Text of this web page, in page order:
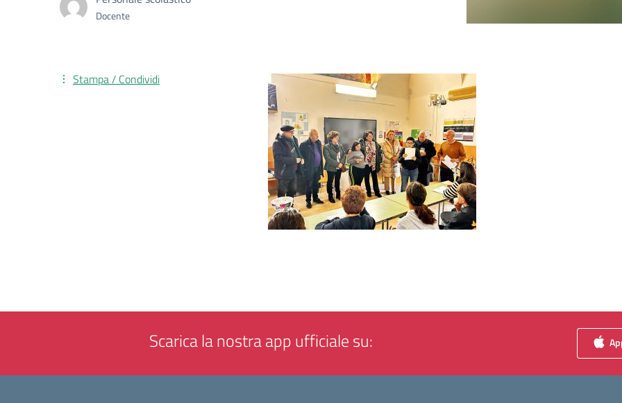
Docente
Stampa / Condividi
Scarica la nostra app ufficiale su: